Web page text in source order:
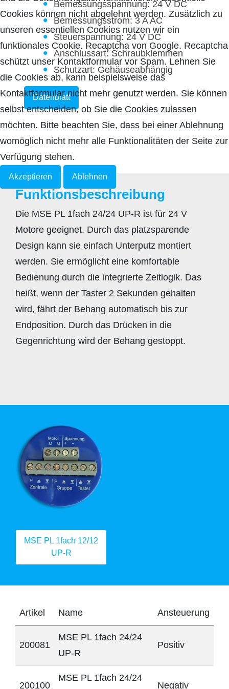
Bemessungsspannung: 24 V DC
Bemessungsstrom: 3 A AC
Steuerspannung: 24 V DC
Anschlussart: Schraubklemmen
Schutzart: Gehäuseabhängig
Datenblatt
Funktionsbeschreibung
Die MSE PL 1fach 24/24 UP-R ist für 24 V
Motore geeignet. Durch das platzsparende
Design kann sie einfach Unterputz montiert
werden. Sie ermöglicht eine komfortable
Bedienung durch die integrierte Zeitlogik. Das
heißt, wenn der Taster 2 Sekunden gehalten
wird, fährt der Behang automatisch bis zur
Endposition. Durch das Drücken in die
Gegenrichtung wird der Behang gestoppt.
MSE PL 1fach 12/12
UP-R
Artikel Name Ansteuerung
200081
MSE PL 1fach 24/24
UP-R
Positiv
200100
MSE PL 1fach 24/24
Negativ
Cookies können nicht abgelehnt werden. Zusätzlich zu
unseren essentiellen Cookies nutzen wir ein
funktionales Cookie. Recaptcha von Google. Recaptcha
schützt unser Kontaktformular vor Spam. Lehnen Sie
die Cookies ab, kann beispielsweise das
Kontaktformular nicht mehr genutzt werden. Sie können
selbst entscheiden, ob Sie die Cookies zulassen
möchten. Bitte beachten Sie, dass bei einer Ablehnung
womöglich nicht mehr alle Funktionalitäten der Seite zur
Verfügung stehen.
Akzeptieren Ablehnen